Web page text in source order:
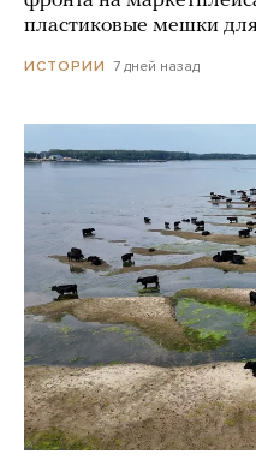
пластиковые мешки
ИСТОРИИ 7 дней назад